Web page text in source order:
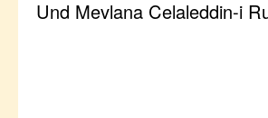
Und Mevlana Celaleddin-i